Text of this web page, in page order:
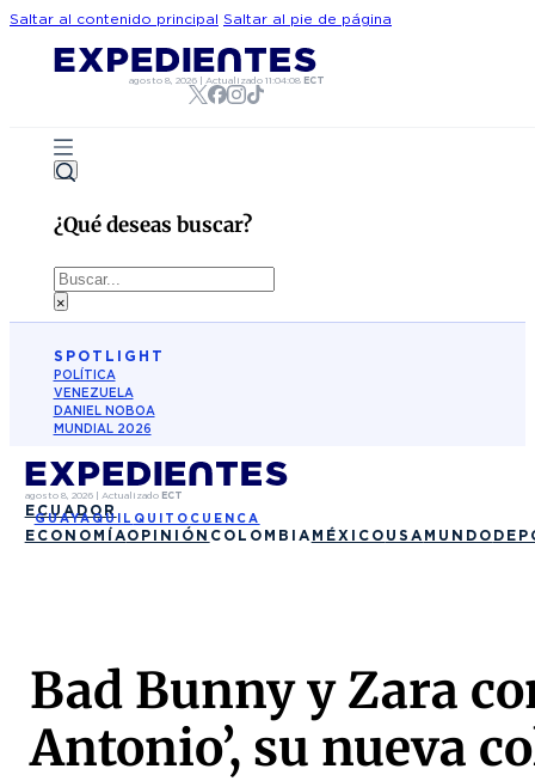
Saltar al contenido principal Saltar al pie de página
agosto 8, 2026 |Actualizado11:04:08 ECT
¿Qué deseas buscar?
Buscar
×
SPOTLIGHT
POLÍTICA
VENEZUELA
DANIEL NOBOA
MUNDIAL 2026
agosto 8, 2026| Actualizado ECT
ECUADOR
GUAYAQUIL QUITO CUENCA
ECONOMÍAOPINIÓN COLOMBIA MÉXICO USA MUNDO
Bad Bunny y Zara
Antonio’, su nueva